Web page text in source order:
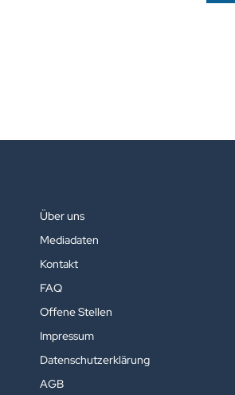
Über uns
Mediadaten
Kontakt
FAQ
Offene Stellen
Impressum
Datenschutzerklärung
AGB